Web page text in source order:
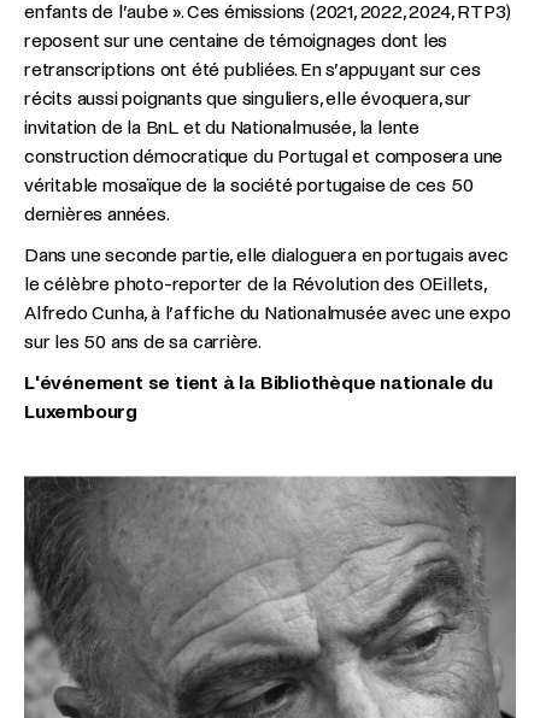
enfants de l’aube ». Ces émissions (2021, 2022, 2024, RTP3)
reposent sur une centaine de témoignages dont les
retranscriptions ont été publiées. En s’appuyant sur ces
récits aussi poignants que singuliers, elle évoquera, sur
invitation de la BnL et du Nationalmusée, la lente
construction démocratique du Portugal et composera une
véritable mosaïque de la société portugaise de ces 50
dernières années.
Dans une seconde partie, elle dialoguera en portugais avec
le célèbre photo-reporter de la Révolution des OEillets,
Alfredo Cunha, à l’affiche du Nationalmusée avec une expo
sur les 50 ans de sa carrière.
L'événement se tient à la Bibliothèque nationale du
Luxembourg